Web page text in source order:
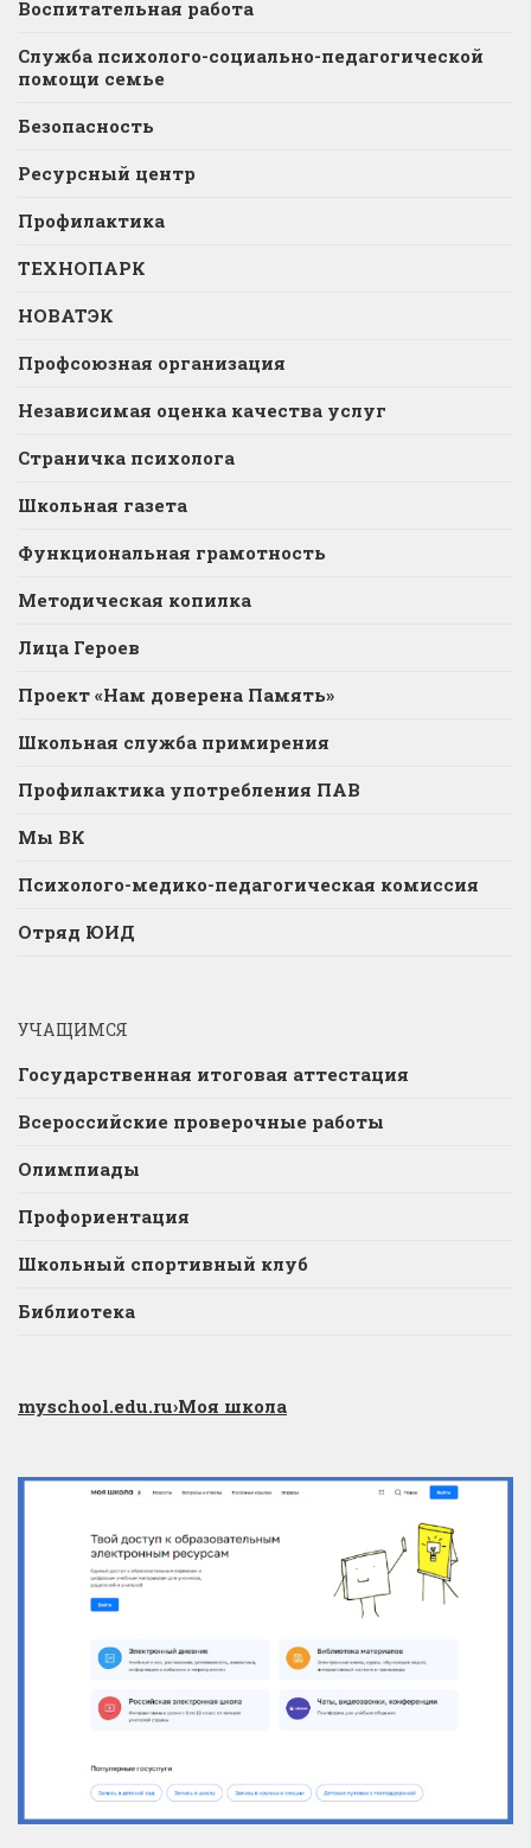
Воспитательная работа
Служба психолого-социально-педагогической
помощи семье
Безопасность
Ресурсный центр
Профилактика
ТЕХНОПАРК
НОВАТЭК
Профсоюзная организация
Независимая оценка качества услуг
Страничка психолога
Школьная газета
Функциональная грамотность
Методическая копилка
Лица Героев
Проект «Нам доверена Память»
Школьная служба примирения
Профилактика употребления ПАВ
Мы ВК
Психолого-медико-педагогическая комиссия
Отряд ЮИД
УЧАЩИМСЯ
Государственная итоговая аттестация
Всероссийские проверочные работы
Олимпиады
Профориентация
Школьный спортивный клуб
Библиотека
myschool.edu.ru›Моя школа